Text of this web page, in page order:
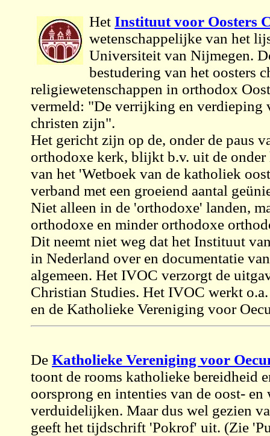
Het Instituut voor Oosters
wetenschappelijke van het
Universiteit van Nijmegen.
bestudering van het oosters
religiewetenschappen in orthodox
vermeld: "De verrijking en verdieping
christen zijn".
Het gericht zijn op de, onder de paus
orthodoxe kerk, blijkt b.v. uit de
van het 'Wetboek van de katholiek
verband met een groeiend aantal
Niet alleen in de 'orthodoxe' landen,
orthodoxe en minder orthodoxe
Dit neemt niet weg dat het Instituut
in Nederland over en documentatie
algemeen. Het IVOC verzorgt de
Christian Studies. Het IVOC werkt
en de Katholieke Vereniging voor
De Katholieke Vereniging voor
toont de rooms katholieke bereidheid
oorsprong en intenties van de oost-
verduidelijken. Maar dus wel gezien
geeft het tijdschrift 'Pokrof' uit. (Zie